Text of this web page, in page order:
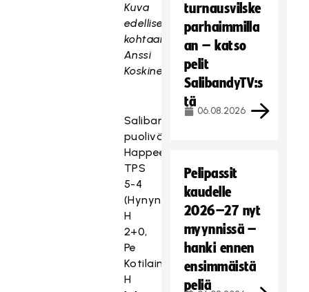
Kuva
edellisestä
kohtaamisesta:
Anssi
Koskinen
Salibandyliigan
puolivälierä
Happee-
TPS
5-4
(Hynynen
H
2+0,
Pe
Kotilainen
H
turnausvilske
parhaimmilla
an – katso
pelit
SalibandyTV:s
tä
06.08.2026
Pelipassit
kaudelle
2026–27 nyt
myynnissä –
hanki ennen
ensimmäistä
peliä